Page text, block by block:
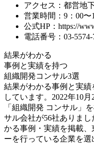
アクセス：都営地
営業時間：9：00〜
公式HP：https://
電話番号：03-5574-
結果がわかる
事例と実績を持つ
組織開発コンサル3選
結果がわかる事例と実
しています。2022年10
「組織開発 コンサル」
サル会社が56社ありま
かる事例・実績を掲載
ーを行っている企業を選